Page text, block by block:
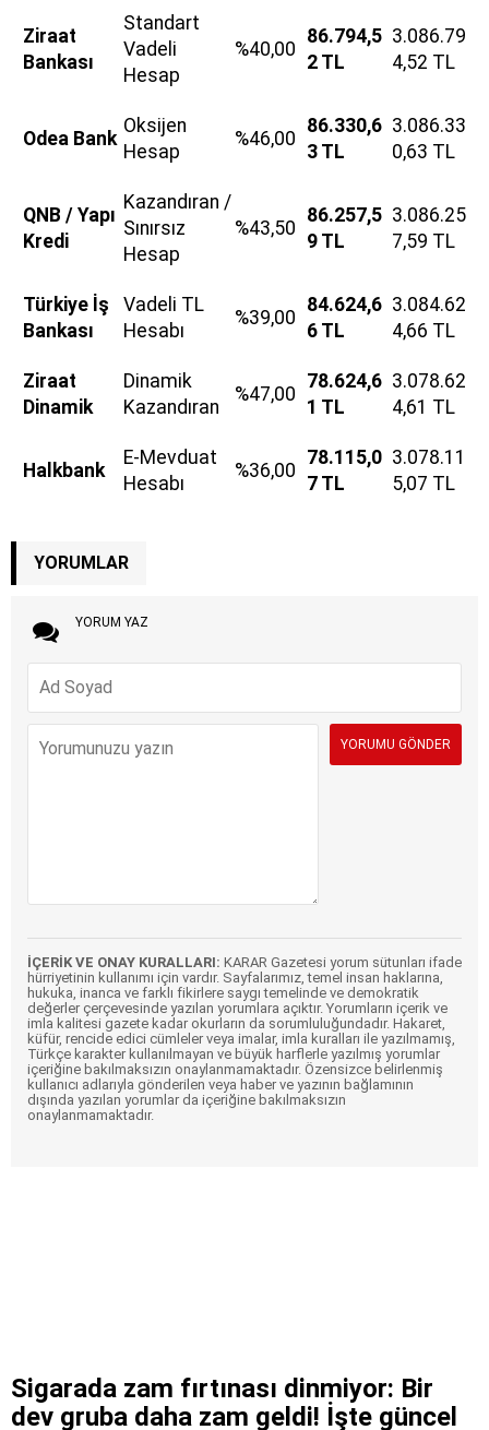
Ziraat
Bankası
Standart
Vadeli
Hesap
%40,00
86.794,5
2 TL
3.086.79
4,52 TL
Odea Bank
Oksijen
Hesap
%46,00
86.330,6
3 TL
3.086.33
0,63 TL
QNB / Yapı
Kredi
Kazandıran /
Sınırsız
Hesap
%43,50
86.257,5
9 TL
3.086.25
7,59 TL
Türkiye İş
Bankası
Vadeli TL
Hesabı
%39,00
84.624,6
6 TL
3.084.62
4,66 TL
Ziraat
Dinamik
Dinamik
Kazandıran
%47,00
78.624,6
1 TL
3.078.62
4,61 TL
Halkbank
E-Mevduat
Hesabı
%36,00
78.115,0
7 TL
3.078.11
5,07 TL
YORUMLAR
YORUM YAZ
İÇERİK VE ONAY KURALLARI: KARAR Gazetesi yorum sütunları ifade
hürriyetinin kullanımı için vardır. Sayfalarımız, temel insan haklarına,
hukuka, inanca ve farklı fikirlere saygı temelinde ve demokratik
değerler çerçevesinde yazılan yorumlara açıktır. Yorumların içerik ve
imla kalitesi gazete kadar okurların da sorumluluğundadır. Hakaret,
küfür, rencide edici cümleler veya imalar, imla kuralları ile yazılmamış,
Türkçe karakter kullanılmayan ve büyük harflerle yazılmış yorumlar
içeriğine bakılmaksızın onaylanmamaktadır. Özensizce belirlenmiş
kullanıcı adlarıyla gönderilen veya haber ve yazının bağlamının
dışında yazılan yorumlar da içeriğine bakılmaksızın
onaylanmamaktadır.
Sigarada zam fırtınası dinmiyor: Bir
dev gruba daha zam geldi! İşte güncel